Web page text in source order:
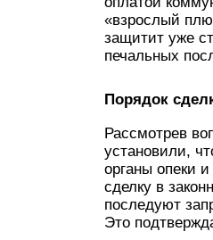
«взрослый
защитит уже
печальных
Порядок
Рассмотрев
установили,
органы опеки
сделку в
последуют
Это